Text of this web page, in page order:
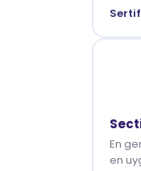
En
en